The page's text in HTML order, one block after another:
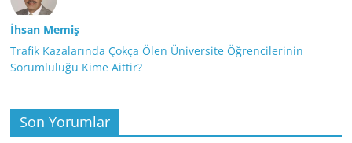
İhsan Memiş
Trafik Kazalarında Çokça Ölen Üniversite Öğrencilerinin
Sorumluluğu Kime Aittir?
Son Yorumlar